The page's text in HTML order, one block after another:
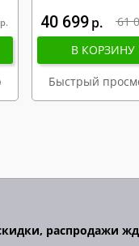
р 61
40 699р
В КОРЗИНУ
Быстрый
распродажи